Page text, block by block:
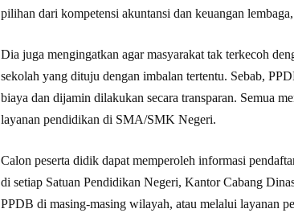
pilihan dari kompetensi akuntansi dan keuangan
Dia juga mengingatkan agar masyarakat tak terkecoh
sekolah yang dituju dengan imbalan tertentu. Sebab,
biaya dan dijamin dilakukan secara transparan. Semua
layanan pendidikan di SMA/SMK Negeri.
Calon peserta didik dapat memperoleh informasi
di setiap Satuan Pendidikan Negeri, Kantor Cabang
PPDB di masing-masing wilayah, atau melalui layanan